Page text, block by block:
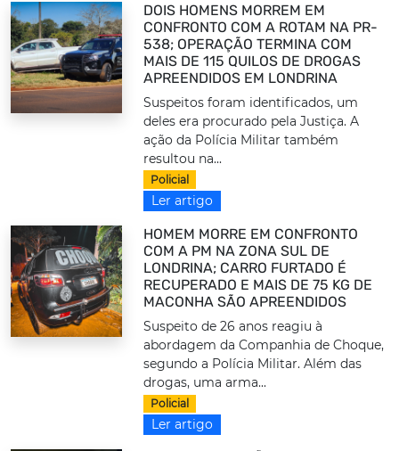
DOIS HOMENS MORREM EM
CONFRONTO COM A ROTAM NA PR-
538; OPERAÇÃO TERMINA COM
MAIS DE 115 QUILOS DE DROGAS
APREENDIDOS EM LONDRINA
Suspeitos foram identificados, um
deles era procurado pela Justiça. A
ação da Polícia Militar também
resultou na...
Policial
Ler artigo
HOMEM MORRE EM CONFRONTO
COM A PM NA ZONA SUL DE
LONDRINA; CARRO FURTADO É
RECUPERADO E MAIS DE 75 KG DE
MACONHA SÃO APREENDIDOS
Suspeito de 26 anos reagiu à
abordagem da Companhia de Choque,
segundo a Polícia Militar. Além das
drogas, uma arma...
Policial
Ler artigo